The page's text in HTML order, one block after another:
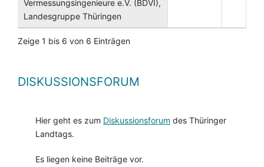
Vermessungsingenieure e.V. (BDVI),
Landesgruppe Thüringen
Zeige 1 bis 6 von 6 Einträgen
DISKUSSIONSFORUM
Hier geht es zum Diskussionsforum des Thüringer
Landtags.
Es liegen keine Beiträge vor.